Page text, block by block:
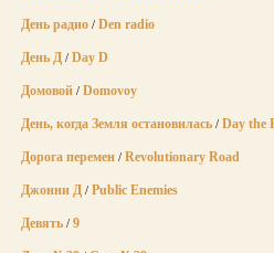
День радио / Den radio
День Д / Day D
Домовой / Domovoy
День, когда Земля остановилась / Day the
Дорога перемен / Revolutionary Road
Джонни Д / Public Enemies
Девять / 9